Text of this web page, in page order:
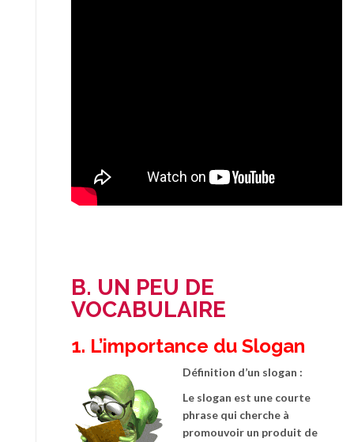
B. UN PEU DE
VOCABULAIRE
1. L’importance du Slogan
Définition d’un slogan :
Le slogan est une courte
phrase qui cherche à
promouvoir un produit de